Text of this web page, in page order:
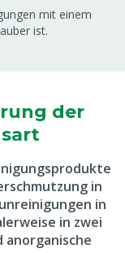
mit einem
ist.
der
in
in
in zwei